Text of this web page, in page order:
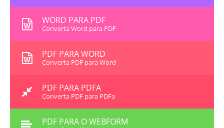
WORD PARA PDF
Converta Word para PDF
PDF PARA WORD
Converta PDF para Word
PDF PARA PDFA
Converta PDF para PDFa
PDF PARA O WEBFORM